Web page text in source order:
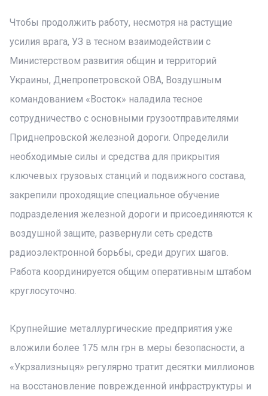
Чтобы продолжить работу, несмотря на растущие
усилия врага, УЗ в тесном взаимодействии с
Министерством развития общин и территорий
Украины, Днепропетровской ОВА, Воздушным
командованием «Восток» наладила тесное
сотрудничество с основными грузоотправителями
Приднепровской железной дороги. Определили
необходимые силы и средства для прикрытия
ключевых грузовых станций и подвижного состава,
закрепили проходящие специальное обучение
подразделения железной дороги и присоединяются к
воздушной защите, развернули сеть средств
радиоэлектронной борьбы, среди других шагов.
Работа координируется общим оперативным штабом
круглосуточно.
Крупнейшие металлургические предприятия уже
вложили более 175 млн грн в меры безопасности, а
«Укрзализныця» регулярно тратит десятки миллионов
на восстановление поврежденной инфраструктуры и